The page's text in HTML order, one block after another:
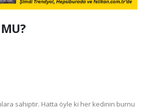
sahiptir. Hatta öyle ki her kedinin burnu